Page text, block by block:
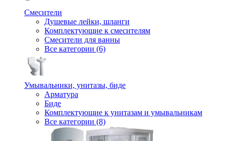
Смесители
Душевые лейки, шланги
Комплектующие к смесителям
Смесители для ванны
Все категории (6)
Умывальники, унитазы, биде
Арматура
Биде
Комплектующие к унитазам и умывальникам
Все категории (8)